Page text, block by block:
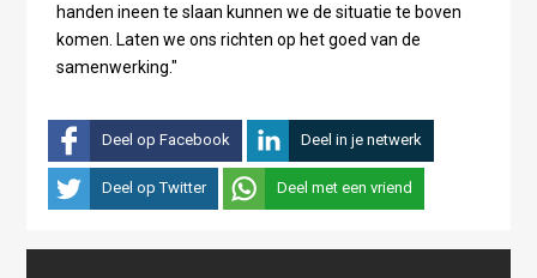
handen ineen te slaan kunnen we de situatie te boven
komen. Laten we ons richten op het goed van de
samenwerking."
Deel op Facebook Deel in je netwerk
Deel op Twitter Deel met een vriend